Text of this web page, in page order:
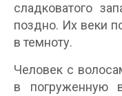
сладковатого
поздно. Их веки
в темноту.
Человек с
в погруженную